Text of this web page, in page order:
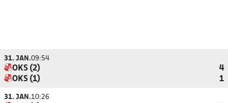
31. JAN.09:54
OKS (2)
4
OKS (1)
1
31. JAN.10:26